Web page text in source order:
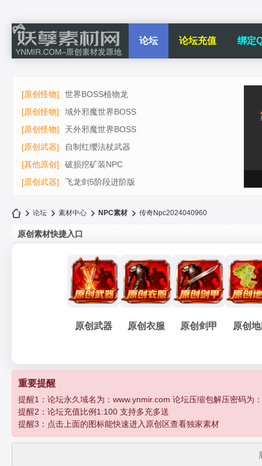
论坛 论坛充值 绑定
[原创怪物]
世界BOSS植物龙
[原创怪物]
域外邪魔世界BOSS
[原创怪物]
天外邪魔世界BOSS
[原创武器]
自制红缨法杖武器
[其他原创]
破损挖矿装NPC
[原创武器]
飞龙剑5阶段进阶版
孽
论坛 素材中心
›
NPC素材
›
传奇Npc2024040960
原创素材快捷入口
原创武器 原创衣服 原创剑甲 原创
重要提醒
提醒1：论坛永久域名为：www.ynmir.com 论坛压缩包解压密码为
提醒2：论坛充值比例1:100 支持多充多送
提醒3：点击上面的图标能快速进入原创区查看独家素材